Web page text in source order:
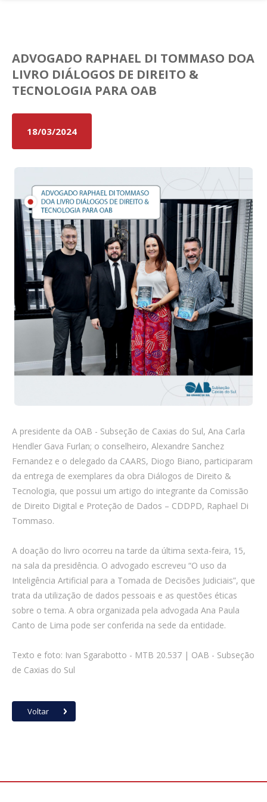
ADVOGADO RAPHAEL DI TOMMASO DOA
LIVRO DIÁLOGOS DE DIREITO &
TECNOLOGIA PARA OAB
18/03/2024
A presidente da OAB - Subseção de Caxias do Sul, Ana Carla
Hendler Gava Furlan; o conselheiro, Alexandre Sanchez
Fernandez e o delegado da CAARS, Diogo Biano, participaram
da entrega de exemplares da obra Diálogos de Direito &
Tecnologia, que possui um artigo do integrante da Comissão
de Direito Digital e Proteção de Dados – CDDPD, Raphael Di
Tommaso.
A doação do livro ocorreu na tarde da última sexta-feira, 15,
na sala da presidência. O advogado escreveu “O uso da
Inteligência Artificial para a Tomada de Decisões Judiciais”, que
trata da utilização de dados pessoais e as questões éticas
sobre o tema. A obra organizada pela advogada Ana Paula
Canto de Lima pode ser conferida na sede da entidade.
Texto e foto: Ivan Sgarabotto - MTB 20.537 | OAB - Subseção
de Caxias do Sul
Voltar